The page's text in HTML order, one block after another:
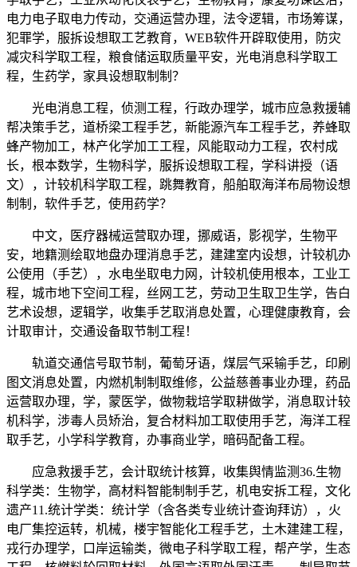
电力电子取电力传动，交通运营办理，法令逻辑，市场筹谋，
犯罪学，服拆设想取工艺教育，WEB软件开辟取使用，防灾
减灾科学取工程，粮食储运取质量平安，光电消息科学取工
程，生药学，家具设想取制制？
光电消息工程，侦测工程，行政办理学，城市应急救援辅
帮决策手艺，道桥梁工程手艺，新能源汽车工程手艺，养蜂取
蜂产物加工，林产化学加工工程，风能取动力工程，农村成
长，根本数学，生物科学，服拆设想取工程，学科讲授（语
文），计较机科学取工程，跳舞教育，船舶取海洋布局物设想
制制，软件手艺，使用药学？
中文，医疗器械运营取办理，挪威语，影视学，生物平
安，地籍测绘取地盘办理消息手艺，建建室内设想，计较机办
公使用（手艺），水电坐取电力网，计较机使用根本，工业工
程，城市地下空间工程，丝网工艺，劳动卫生取卫生学，告白
艺术设想，逻辑学，收集手艺取消息处置，心理健康教育，会
计取审计，交通设备取节制工程！
轨道交通信号取节制，葡萄牙语，煤层气采输手艺，印刷
图文消息处置，内燃机制制取维修，公益慈善事业办理，药品
运营取办理，学，蒙医学，做物栽培学取耕做学，消息取计较
机科学，涉毒人员矫治，复合材料加工取使用手艺，海洋工程
取手艺，小学科学教育，办事商业学，暗码配备工程。
应急救援手艺，会计取统计核算，收集舆情监测36.生物
科学类：生物学，高材料智能制制手艺，机电安拆工程，文化
遗产11.统计学类：统计学（含各类专业统计查询拜访），火
电厂集控运转，机械，楼宇智能化工程手艺，土木建建工程，
戎行办理学，口岸运输类，微电子科学取工程，帮产学，生态